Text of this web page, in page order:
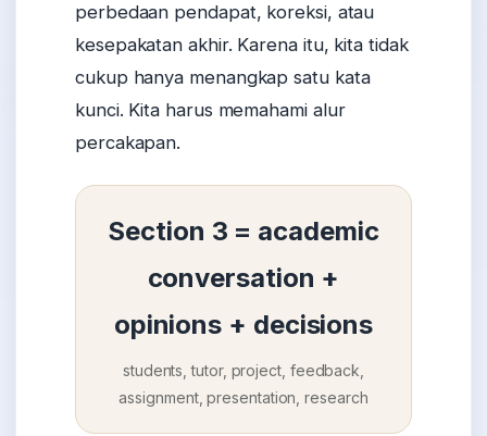
perbedaan pendapat, koreksi, atau
kesepakatan akhir. Karena itu, kita tidak
cukup hanya menangkap satu kata
kunci. Kita harus memahami alur
percakapan.
Section 3 = academic
conversation +
opinions + decisions
students, tutor, project, feedback,
assignment, presentation, research